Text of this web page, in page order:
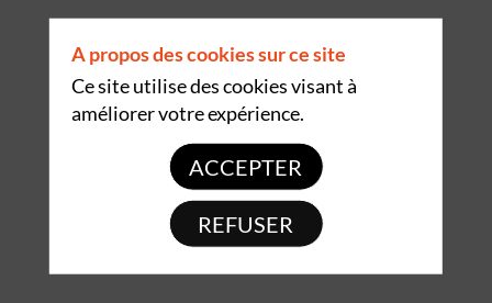
A propos des cookies sur ce site
Ce site utilise des cookies visant à
améliorer votre expérience.
ACCEPTER
REFUSER